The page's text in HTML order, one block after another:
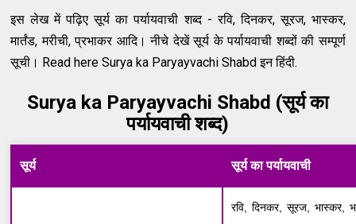
इस लेख में पढ़िए सूर्य का पर्यायवाची शब्द - रवि, दिनकर, सूरज, भास्कर,
मार्तंड, मरीची, प्रभाकर आदि। नीचे देखें सूर्य के पर्यायवाची शब्दों की सम्पूर्ण
सूची। Read here Surya ka Paryayvachi Shabd इन हिंदी.
Surya ka Paryayvachi Shabd (सूर्य का
पर्यायवाची शब्द)
सूर्य सूर्य का पर्यायवाची
रवि, दिनकर, सूरज, भास्कर,